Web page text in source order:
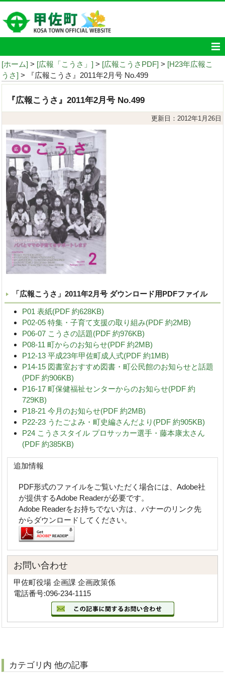
[ホーム] > [広報「こうさ」] > [広報こうさPDF] > [H23年広報こ
うさ] > 『広報こうさ』2011年2月号 No.499
『広報こうさ』2011年2月号 No.499
更新日：2012年1月26日
「広報こうさ」2011年2月号 ダウンロード用PDFファイル
P01 表紙(PDF 約628KB)
P02-05 特集・子育て支援の取り組み(PDF 約2MB)
P06-07 こうさの話題(PDF 約976KB)
P08-11 町からのお知らせ(PDF 約2MB)
P12-13 平成23年甲佐町成人式(PDF 約1MB)
P14-15 図書室おすすめ図書・町公民館のお知らせと話題
(PDF 約906KB)
P16-17 町保健福祉センターからのお知らせ(PDF 約
729KB)
P18-21 今月のお知らせ(PDF 約2MB)
P22-23 うたごよみ・町史編さんだより(PDF 約905KB)
P24 こうさスタイル プロサッカー選手・藤本康太さん
(PDF 約385KB)
追加情報
PDF形式のファイルをご覧いただく場合には、Adobe社
が提供するAdobe Readerが必要です。
Adobe Readerをお持ちでない方は、バナーのリンク先
からダウンロードしてください。
お問い合わせ
甲佐町役場 企画課 企画政策係
電話番号:096-234-1115
カテゴリ内 他の記事